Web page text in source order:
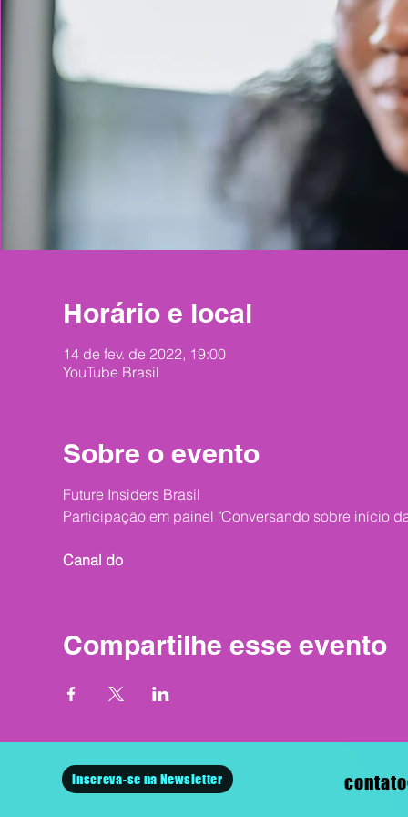
Horário e local
14 de fev. de 2022, 19:00
YouTube Brasil
Sobre o evento
Future Insiders Brasil
Participação em painel "Conversando sobre início
Canal do
Compartilhe esse evento
Inscreva-se na Newsletter